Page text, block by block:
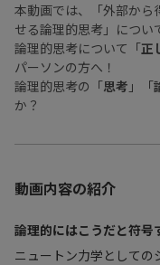
本動画では、「外部から
せる論理的思考」につい
論理的思考について「正
パーソンの方へ！
論理的思考の「思考 」「
か？
動画内容の紹介
論理的にはこうだと符号
ニュートン力学としての